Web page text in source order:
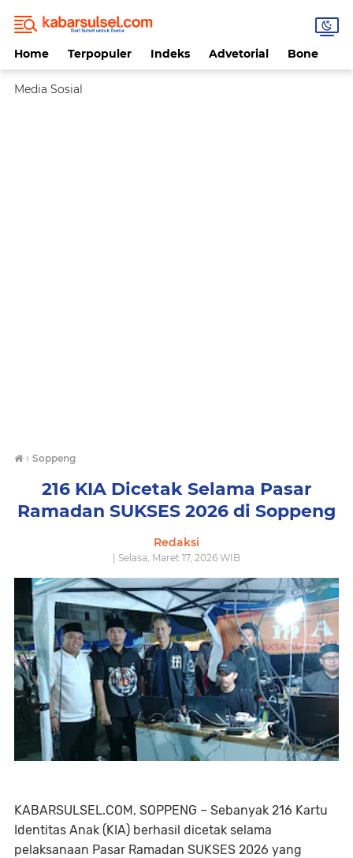
Home Terpopuler Indeks Advetorial Bone
Media Sosial
› Soppeng
216 KIA Dicetak Selama Pasar
Ramadan SUKSES 2026 di Soppeng
Redaksi
| Selasa, Maret 17, 2026 WIB
KABARSULSEL.COM, SOPPENG – Sebanyak 216 Kartu
Identitas Anak (KIA) berhasil dicetak selama
pelaksanaan Pasar Ramadan SUKSES 2026 yang